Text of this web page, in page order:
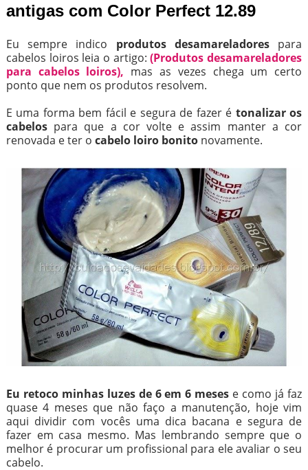
antigas com Color Perfect 12.89
Eu sempre indico produtos desamareladorespara
cabelos loiros leia o artigo:(Produtos desamareladores
para cabelos loiros), mas as vezes chega um certo
ponto que nem os produtos resolvem.
E uma forma bem fácil e segura de fazer é tonalizar os
cabelospara que a cor volte e assim manter a cor
renovada e ter o cabelo loiro bonitonovamente.
Eu retoco minhas luzes de 6 em 6 meses e como já faz
quase 4 meses que não faço a manutenção, hoje vim
aqui dividir com vocês uma dica bacana e segura de
fazer em casa mesmo. Mas lembrando sempre que o
melhor é procurar um profissional para ele avaliar o seu
cabelo.